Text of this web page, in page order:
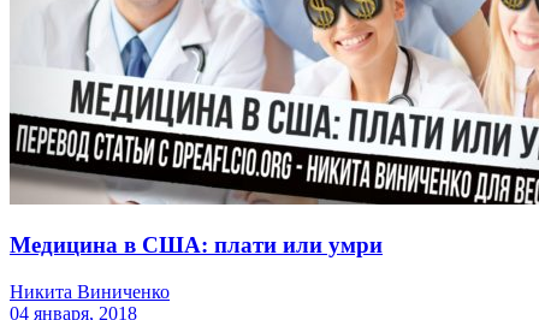
Медицина в США: плати или умри
Никита Виниченко
04 января, 2018